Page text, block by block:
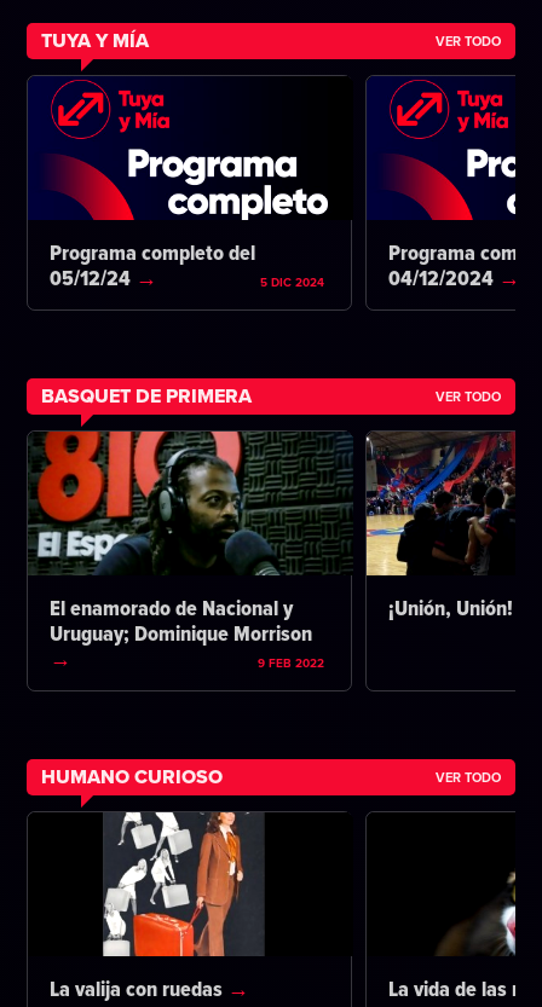
TUYA Y MÍA VER TODO
Programa completo del
05/12/24
5 DIC 2024
Programa
04/12/2024
BASQUET DE PRIMERA VER TODO
El enamorado de Nacional y
Uruguay; Dominique Morrison
9 FEB 2022
¡Unión, Unión!
HUMANO CURIOSO VER TODO
La valija con ruedas La vida de las